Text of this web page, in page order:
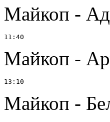
Майкоп -
Майкоп -
Майкоп -